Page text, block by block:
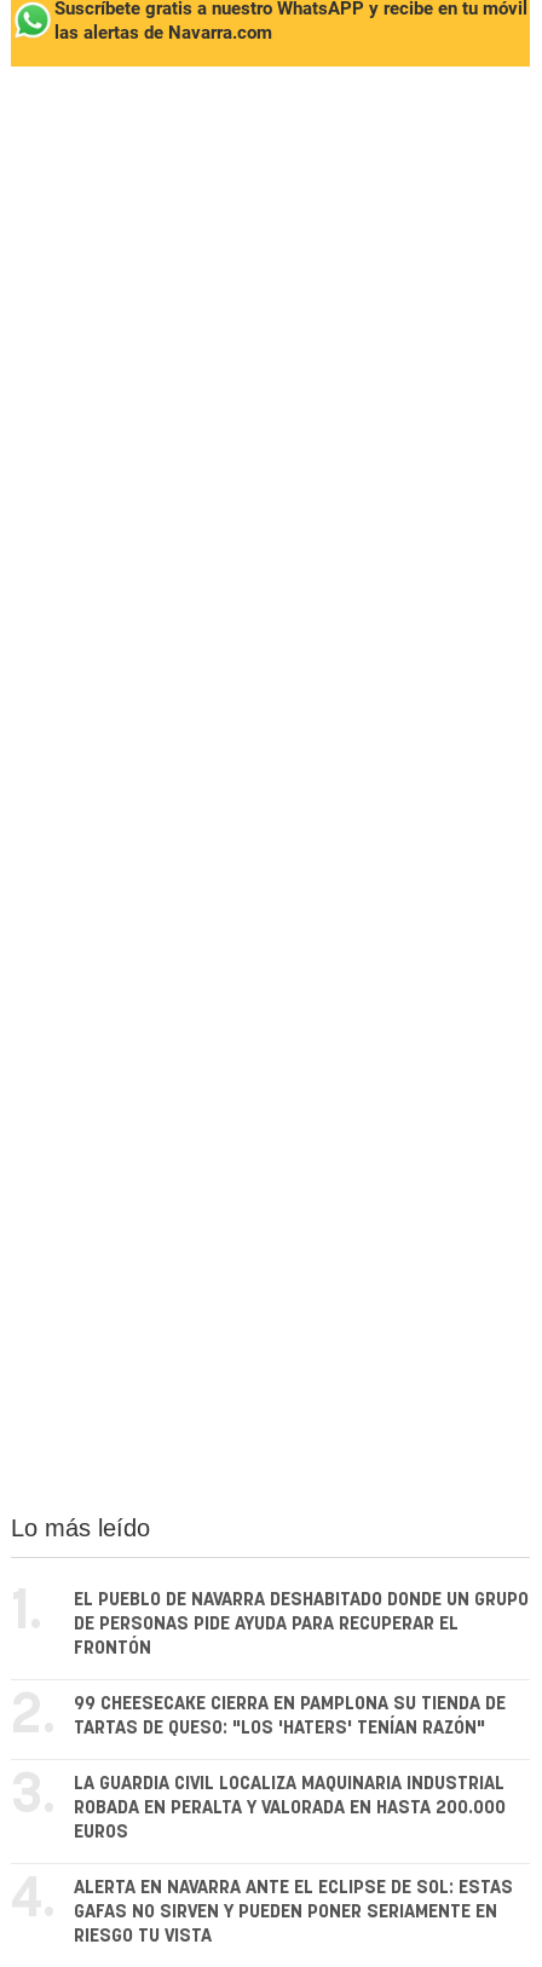
Suscríbete gratis a nuestro WhatsAPP y recibe en tu móvil
las alertas de Navarra.com
Lo más leído
1.
EL PUEBLO DE NAVARRA DESHABITADO DONDE UN GRUPO
DE PERSONAS PIDE AYUDA PARA RECUPERAR EL
FRONTÓN
2.
99 CHEESECAKE CIERRA EN PAMPLONA SU TIENDA DE
TARTAS DE QUESO: "LOS 'HATERS' TENÍAN RAZÓN"
3.
LA GUARDIA CIVIL LOCALIZA MAQUINARIA INDUSTRIAL
ROBADA EN PERALTA Y VALORADA EN HASTA 200.000
EUROS
4.
ALERTA EN NAVARRA ANTE EL ECLIPSE DE SOL: ESTAS
GAFAS NO SIRVEN Y PUEDEN PONER SERIAMENTE EN
RIESGO TU VISTA